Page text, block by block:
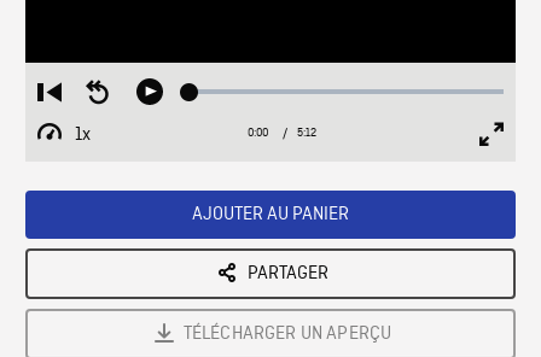
Restart
from
beginning
Seek
Play Loaded:
1x
Playback
Current
0:00 / Duration
5:12
AJOUTER AU PANIER
PARTAGER
TÉLÉCHARGER UN APERÇU